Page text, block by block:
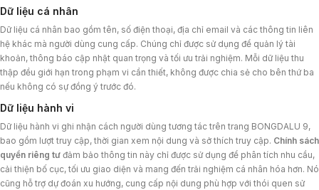
Dữ liệu cá nhân
Dữ liệu cá nhân bao gồm tên, số điện thoại, địa chỉ email và các thông tin liên
hệ khác mà người dùng cung cấp. Chúng chỉ được sử dụng để quản lý tài
khoản, thông báo cập nhật quan trọng và tối ưu trải nghiệm. Mỗi dữ liệu thu
thập đều giới hạn trong phạm vi cần thiết, không được chia sẻ cho bên thứ ba
nếu không có sự đồng ý trước đó.
Dữ liệu hành vi
Dữ liệu hành vi ghi nhận cách người dùng tương tác trên trang BONGDALU 9,
bao gồm lượt truy cập, thời gian xem nội dung và sở thích truy cập. Chính sách
quyền riêng tư đảm bảo thông tin này chỉ được sử dụng để phân tích nhu cầu,
cải thiện bố cục, tối ưu giao diện và mang đến trải nghiệm cá nhân hóa hơn. Nó
cũng hỗ trợ dự đoán xu hướng, cung cấp nội dung phù hợp với thói quen sử